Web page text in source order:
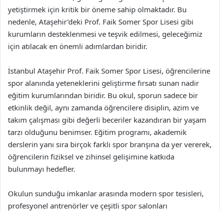
yetiştirmek için kritik bir öneme sahip olmaktadır. Bu
nedenle, Ataşehir’deki Prof. Faik Somer Spor Lisesi gibi
kurumların desteklenmesi ve teşvik edilmesi, geleceğimiz
için atılacak en önemli adımlardan biridir.
İstanbul Ataşehir Prof. Faik Somer Spor Lisesi, öğrencilerine
spor alanında yeteneklerini geliştirme fırsatı sunan nadir
eğitim kurumlarından biridir. Bu okul, sporun sadece bir
etkinlik değil, aynı zamanda öğrencilere disiplin, azim ve
takım çalışması gibi değerli beceriler kazandıran bir yaşam
tarzı olduğunu benimser. Eğitim programı, akademik
derslerin yanı sıra birçok farklı spor branşına da yer vererek,
öğrencilerin fiziksel ve zihinsel gelişimine katkıda
bulunmayı hedefler.
Okulun sunduğu imkanlar arasında modern spor tesisleri,
profesyonel antrenörler ve çeşitli spor salonları